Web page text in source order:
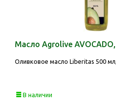
Масло Agrolive
Оливковое масло Liberitas 500
В наличии